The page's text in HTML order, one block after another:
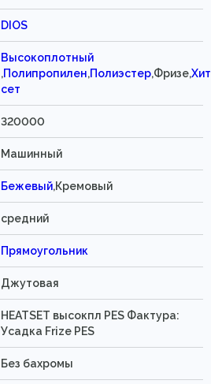
DIOS
Высокоплотный
,Полипропилен,Полиэстер,Фризе,
сет
320000
Машинный
Бежевый,Кремовый
средний
Прямоугольник
Джутовая
HEATSET высокпл PES Фактура:
Усадка Frize PES
Без бахромы